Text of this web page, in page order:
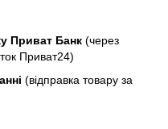
Приват Банк (через
Приват24)
(відправка товару за